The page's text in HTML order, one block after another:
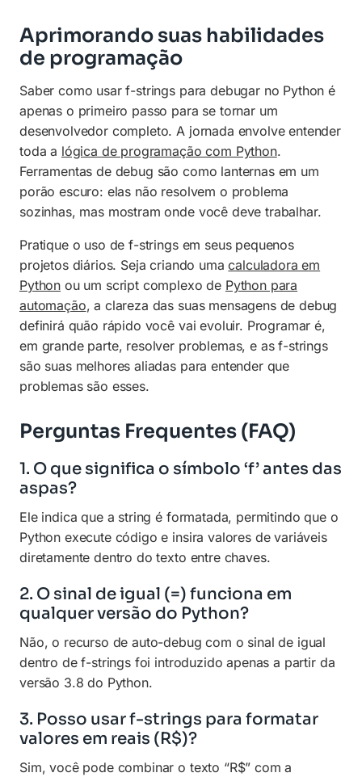
Aprimorando suas habilidades
de programação
Saber como usar f-strings para debugar no Python é
apenas o primeiro passo para se tornar um
desenvolvedor completo. A jornada envolve entender
toda a lógica de programação com Python.
Ferramentas de debug são como lanternas em um
porão escuro: elas não resolvem o problema
sozinhas, mas mostram onde você deve trabalhar.
Pratique o uso de f-strings em seus pequenos
projetos diários. Seja criando umacalculadora em
Python ou um script complexo de Python para
automação, a clareza das suas mensagens de debug
definirá quão rápido você vai evoluir. Programar é,
em grande parte, resolver problemas, e as f-strings
são suas melhores aliadas para entender que
problemas são esses.
Perguntas Frequentes (FAQ)
1. O que significa o símbolo ‘f’ antes das
aspas?
Ele indica que a string é formatada, permitindo que o
Python execute código e insira valores de variáveis
diretamente dentro do texto entre chaves.
2. O sinal de igual (=) funciona em
qualquer versão do Python?
Não, o recurso de auto-debug com o sinal de igual
dentro de f-strings foi introduzido apenas a partir da
versão 3.8 do Python.
3. Posso usar f-strings para formatar
valores em reais (R$)?
Sim, você pode combinar o texto “R$” com a